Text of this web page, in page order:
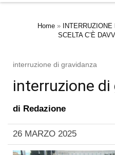
Home »
SCELTA C’È
interruzione di gravidanza
interruzione di
di Redazione
26 MARZO 2025